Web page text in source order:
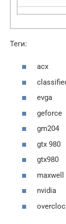
Теги:
acx
evga
geforce
gm204
gtx 980
gtx980
maxwell
nvidia